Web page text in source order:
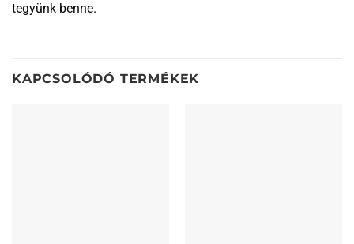
tegyünk benne.
KAPCSOLÓDÓ TERMÉKEK